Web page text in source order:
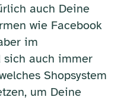
auch Deine
wie Facebook
im
sich auch immer
Shopsystem
um Deine